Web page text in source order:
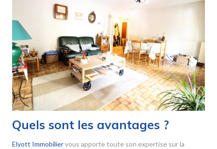
Quels sont les avantages ?
Elyott Immobiliervous apporte toute son expertise sur la